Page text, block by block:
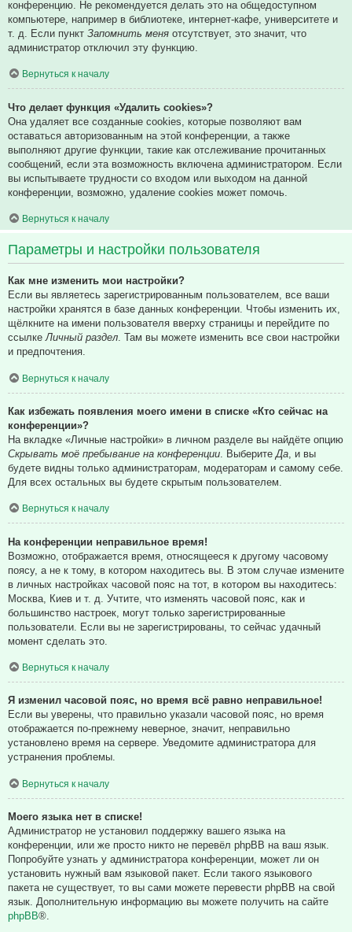
конференцию. Не рекомендуется делать это на общедоступном
компьютере, например в библиотеке, интернет-кафе, университете и
т. д. Если пункт Запомнить меня отсутствует, это значит, что
администратор отключил эту функцию.
Вернуться к началу
Что делает функция «Удалить cookies»?
Она удаляет все созданные cookies, которые позволяют вам
оставаться авторизованным на этой конференции, а также
выполняют другие функции, такие как отслеживание прочитанных
сообщений, если эта возможность включена администратором. Если
вы испытываете трудности со входом или выходом на данной
конференции, возможно, удаление cookies может помочь.
Вернуться к началу
Параметры и настройки пользователя
Как мне изменить мои настройки?
Если вы являетесь зарегистрированным пользователем, все ваши
настройки хранятся в базе данных конференции. Чтобы изменить их,
щёлкните на имени пользователя вверху страницы и перейдите по
ссылке Личный раздел . Там вы можете изменить все свои настройки
и предпочтения.
Вернуться к началу
Как избежать появления моего имени в списке «Кто сейчас на
конференции»?
На вкладке «Личные настройки» в личном разделе вы найдёте опцию
Скрывать моё пребывание на конференции . Выберите Да , и вы
будете видны только администраторам, модераторам и самому себе.
Для всех остальных вы будете скрытым пользователем.
Вернуться к началу
На конференции неправильное время!
Возможно, отображается время, относящееся к другому часовому
поясу, а не к тому, в котором находитесь вы. В этом случае измените
в личных настройках часовой пояс на тот, в котором вы находитесь:
Москва, Киев и т. д. Учтите, что изменять часовой пояс, как и
большинство настроек, могут только зарегистрированные
пользователи. Если вы не зарегистрированы, то сейчас удачный
момент сделать это.
Вернуться к началу
Я изменил часовой пояс, но время всё равно неправильное!
Если вы уверены, что правильно указали часовой пояс, но время
отображается по-прежнему неверное, значит, неправильно
установлено время на сервере. Уведомите администратора для
устранения проблемы.
Вернуться к началу
Моего языка нет в списке!
Администратор не установил поддержку вашего языка на
конференции, или же просто никто не перевёл phpBB на ваш язык.
Попробуйте узнать у администратора конференции, может ли он
установить нужный вам языковой пакет. Если такого языкового
пакета не существует, то вы сами можете перевести phpBB на свой
язык. Дополнительную информацию вы можете получить на сайте
phpBB®.